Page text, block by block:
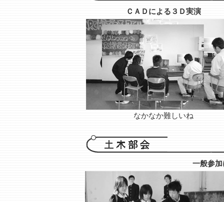
ＣＡＤによる３Ｄ実演
なかなか難しいね
一般参